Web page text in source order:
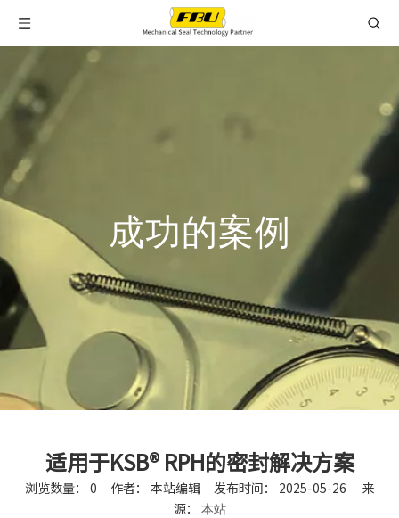
成功的案例
适用于KSB® RPH的密封解决方案
浏览数量： 0 作者： 本站编辑 发布时间： 2025-05-26 来
源： 本站